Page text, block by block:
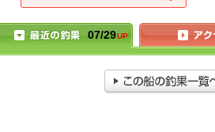
07/29UP